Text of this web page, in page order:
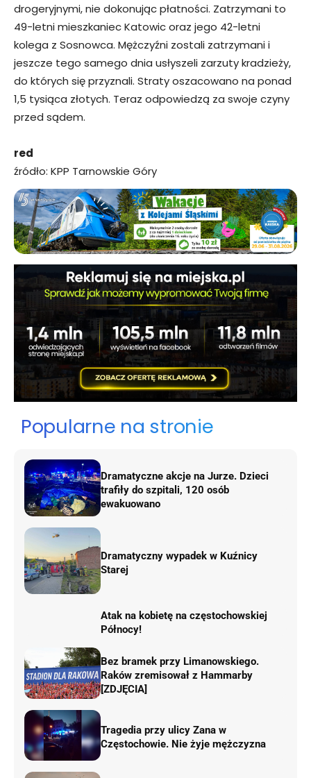
drogeryjnymi, nie dokonując płatności. Zatrzymani to
49-letni mieszkaniec Katowic oraz jego 42-letni
kolega z Sosnowca. Mężczyźni zostali zatrzymani i
jeszcze tego samego dnia usłyszeli zarzuty kradzieży,
do których się przyznali. Straty oszacowano na ponad
1,5 tysiąca złotych. Teraz odpowiedzą za swoje czyny
przed sądem.
red
źródło: KPP Tarnowskie Góry
Popularne na stronie
Dramatyczne akcje na Jurze. Dzieci
trafiły do szpitali, 120 osób
ewakuowano
Dramatyczny wypadek w Kuźnicy
Starej
Atak na kobietę na częstochowskiej
Północy!
Bez bramek przy Limanowskiego.
Raków zremisował z Hammarby
[ZDJĘCIA]
Tragedia przy ulicy Zana w
Częstochowie. Nie żyje mężczyzna